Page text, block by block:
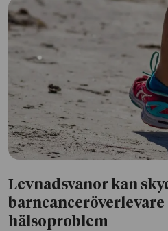
Levnadsvanor kan
barncanceröverlevare
hälsoproblem